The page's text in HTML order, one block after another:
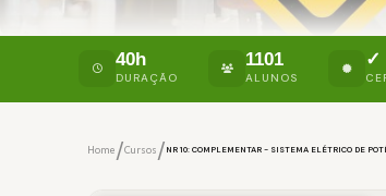
40h
DURAÇÃO
1101
ALUNOS
✓
Home/Cursos/ NR 10: COMPLEMENTAR - SISTEMA ELÉTRICO DE